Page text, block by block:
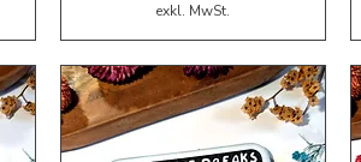
exkl. MwSt.